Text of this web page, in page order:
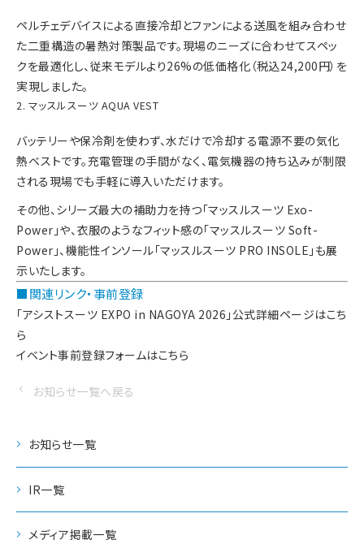
ペルチェデバイスによる直接冷却とファンによる送風を組み合わせ
た二重構造の暑熱対策製品です。現場のニーズに合わせてスペッ
クを最適化し、従来モデルより26%の低価格化（税込24,200円）を
実現しました。
2. マッスルスーツ AQUA VEST
バッテリーや保冷剤を使わず、水だけで冷却する電源不要の気化
熱ベストです。充電管理の手間がなく、電気機器の持ち込みが制限
される現場でも手軽に導入いただけます。
その他、シリーズ最大の補助力を持つ「マッスルスーツ Exo-
Power」や、衣服のようなフィット感の「マッスルスーツ Soft-
Power」、機能性インソール「マッスルスーツ PRO INSOLE」も展
示いたします。
■関連リンク・事前登録
「アシストスーツ EXPO in NAGOYA 2026」公式詳細ページはこち
ら
イベント事前登録フォームはこちら
お知らせ一覧へ戻る
お知らせ一覧
IR一覧
メディア掲載一覧